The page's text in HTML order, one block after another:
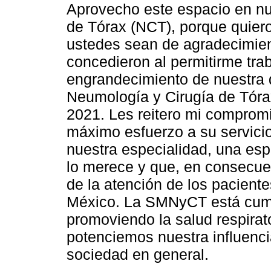
Aprovecho este espacio en
de Tórax (NCT), porque
ustedes sean de
concedieron al permitirme
engrandecimiento de
Neumología y Cirugía de
2021. Les reitero mi
máximo esfuerzo a su
nuestra especialidad, una
lo merece y que, en
de la atención de los
México. La SMNyCT está
promoviendo la salud
potenciemos nuestra
sociedad en general.